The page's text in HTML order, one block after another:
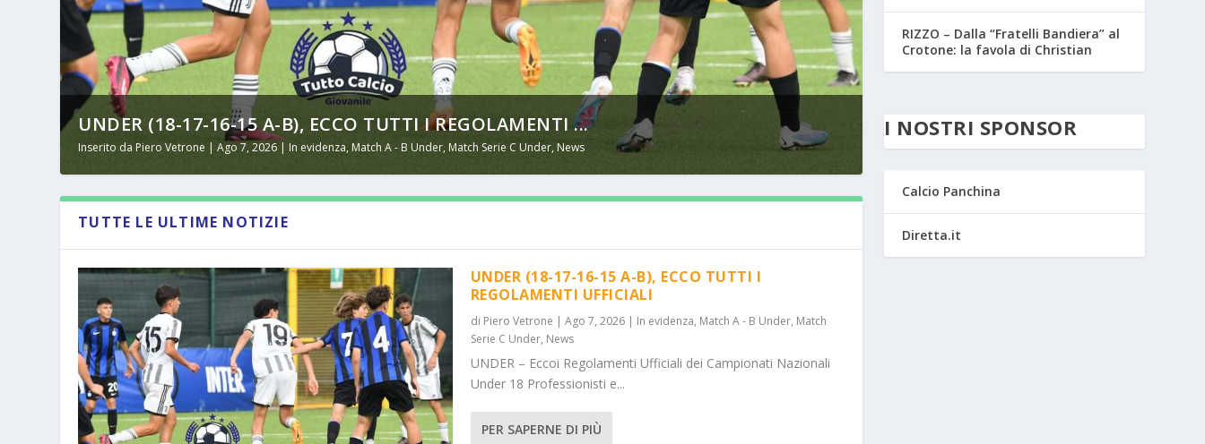
UNDER (18-17-16-15 A-B), ECCO TUTTI I REGOLAMENTI ...
Inserito daPiero Vetrone |Ago 7, 2026 | In evidenza,Match A - B Under,Match Serie C Under,News
TUTTE LE ULTIME NOTIZIE
UNDER (18-17-16-15 A-B), ECCO TUTTI I
REGOLAMENTI UFFICIALI
di Piero Vetrone | Ago 7, 2026| In evidenza, Match A - B Under, Match
Serie C Under, News
UNDER – Eccoi Regolamenti Ufficiali dei Campionati Nazionali
Under 18 Professionisti e...
PER SAPERNE DI PIÙ
RIZZO – Dalla “Fratelli Bandiera” al
Crotone: la favola di Christian
I NOSTRI SPONSOR
Calcio Panchina
Diretta.it